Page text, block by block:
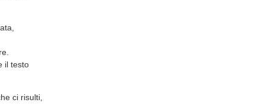
il testo
ci risulti,